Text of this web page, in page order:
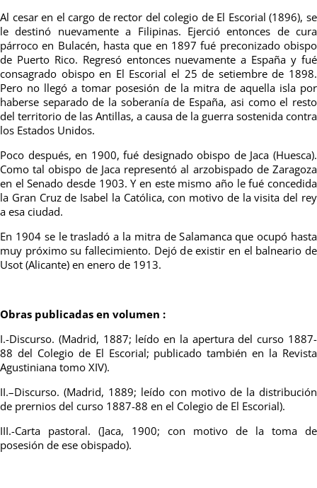
Al cesar en el cargo de rector del colegio de El Escorial (1896), se
le destinó nuevamente a Filipinas. Ejerció entonces de cura
párroco en Bulacén, hasta que en 1897 fué preconizado obispo
de Puerto Rico. Regresó entonces nuevamente a España y fué
consagrado obispo en El Escorial el 25 de setiembre de 1898.
Pero no llegó a tomar posesión de la mitra de aquella isla por
haberse separado de la soberanía de España, asi como el resto
del territorio de las Antillas, a causa de la guerra sostenida contra
los Estados Unidos.
Poco después, en 1900, fué designado obispo de Jaca (Huesca).
Como tal obispo de Jaca representó al arzobispado de Zaragoza
en el Senado desde 1903. Y en este mismo año le fué concedida
la Gran Cruz de Isabel la Católica, con motivo de la visita del rey
a esa ciudad.
En 1904 se le trasladó a la mitra de Salamanca que ocupó hasta
muy próximo su fallecimiento. Dejó de existir en el balneario de
Usot (Alicante) en enero de 1913.
Obras publicadas en volumen :
I.-Discurso. (Madrid, 1887; leído en la apertura del curso 1887-
88 del Colegio de El Escorial; publicado también en la Revista
Agustiniana tomo XIV).
II.–Discurso. (Madrid, 1889; leído con motivo de la distribución
de prernios del curso 1887-88 en el Colegio de El Escorial).
III.-Carta pastoral. (]aca, 1900; con motivo de la toma de
posesión de ese obispado).